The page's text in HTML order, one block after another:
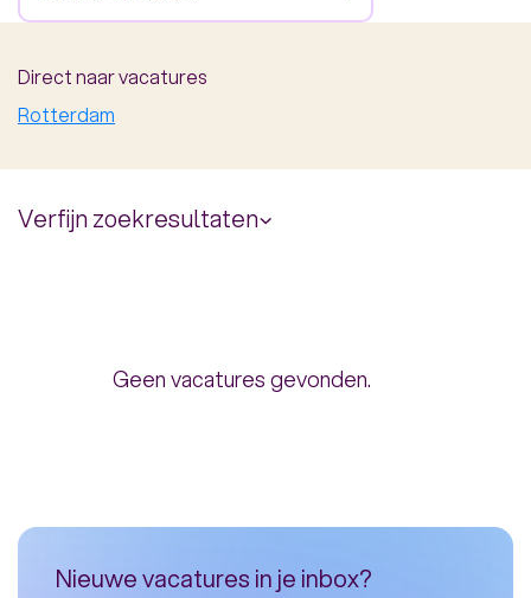
Direct naar vacatures
Rotterdam
Verfijn zoekresultaten
Geen vacatures gevonden.
Nieuwe vacatures in je inbox?